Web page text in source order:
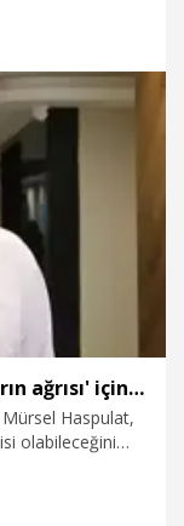
çalışanlara karşı
kendi
Biz dostun
ediyoruz" dedi.
Çocuk cerrahından 'geçmeyen karın ağrısı' için uyarı: Tanı netleşene kadar asla ağrı kesici verilmemeli
Mürsel Haspulat,
olabileceğini